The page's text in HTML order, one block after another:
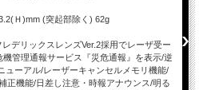
Ｈ)mm (突起部除く) 62g
デリックスレンズVer.2採用でレーザ受ー
管理通報サービス『災危通報』を表示/逆
ューアル/レーザーキャンセルメモリ機能/
正機能/日差し注意・時報アナウンス/明る